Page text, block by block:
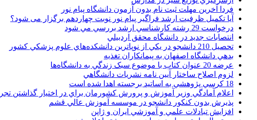
فردا آخرین مهلت ثبت نام بدون آزمون دانشگاه پیام نور
آیا تکمیل ظرفیت ارشد فراگیر پیام نور نوبت چهاردهم برگزار می شود؟
درخواست 29 رشته کارشناسي ارشد بررسي مي شود
انتصابات جديد در دانشگاه محقق اردبيلي
تحصيل 210 دانشجو در يکي از نوپاترين دانشکده‌هاي علوم پزشکي کشور
بدهي دانشگاه اصفهان به پيمانکاران تغذيه
عرضه 20 عنوان کتاب با موضوع سبک زندگي به دانشگاه‌ها
لزوم اصلاح ساختار آيين نامه نشريات دانشگاهي
18 کرسي پژوهشي به اساتيد برجسته اهدا شده است
اعلام آمادگي وزير آموزش و پرورش کشورمان براي در اختيار گذاشتن
پذيرش بدون کنکور دانشجو در موسسه آموزش عالي قشم
افزايش تبادلات علمي و آموزشي ايران و ژاپن